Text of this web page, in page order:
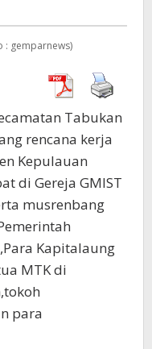
: gemparnews)
Tabukan
rencana kerja
Kepulauan
di Gereja GMIST
musrenbang
Kapitalaung
MTK di
para